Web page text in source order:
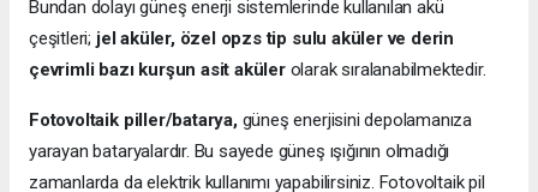
Bundan dolayı güneş enerji sistemlerinde kullanılan akü
çeşitleri; jel aküler, özel opzs tip sulu aküler ve derin
çevrimli bazı kurşun asit akülerolarak sıralanabilmektedir.
Fotovoltaik piller/batarya,güneş enerjisini depolamanıza
yarayan bataryalardır. Bu sayede güneş ışığının olmadığı
zamanlarda da elektrik kullanımı yapabilirsiniz. Fotovoltaik pil